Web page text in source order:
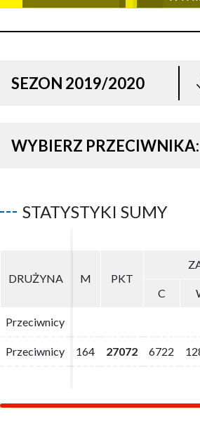
SEZON 2019/2020
WYBIERZ PRZECIWNIKA:
STATYSTYKI SUMY
DRUŻYNA M PKT
C
Przeciwnicy
Przeciwnicy 164 27072 6722
DRUŻYNA M PKT
C
Przeciwnicy
Przeciwnicy 164 27072 6722